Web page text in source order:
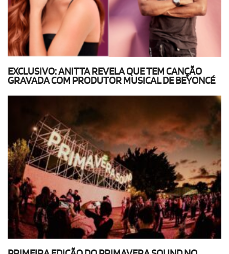
EXCLUSIVO: ANITTA REVELA QUE TEM CANÇÃO
GRAVADA COM PRODUTOR MUSICAL DE BEYONCÉ